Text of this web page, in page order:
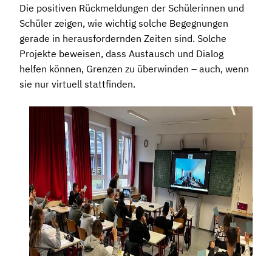
Die positiven Rückmeldungen der Schülerinnen und
Schüler zeigen, wie wichtig solche Begegnungen
gerade in herausfordernden Zeiten sind. Solche
Projekte beweisen, dass Austausch und Dialog
helfen können, Grenzen zu überwinden – auch, wenn
sie nur virtuell stattfinden.